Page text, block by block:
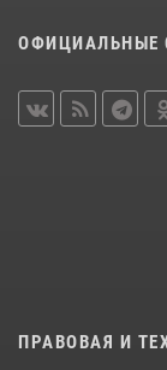
ОФИЦИАЛЬНЫЕ
ПРАВОВАЯ И